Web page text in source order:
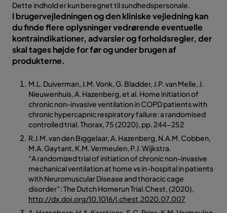
Dette indhold er kun beregnet til sundhedspersonale.
I brugervejledningen og den kliniske vejledning kan
du finde flere oplysninger vedrørende eventuelle
kontraindikationer, advarsler og forholdsregler, der
skal tages højde for før og under brugen af
produkterne.
M.L. Duiverman, J.M. Vonk, G. Bladder, J.P. van Melle, J.
Nieuwenhuis, A. Hazenberg, et al. Home initiation of
chronic non-invasive ventilation in COPD patients with
chronic hypercapnic respiratory failure: a randomised
controlled trial. Thorax, 75 (2020), pp. 244-252
R.J.M. van den Biggelaar, A. Hazenberg, N.A.M. Cobben,
M.A. Gaytant, K.M. Vermeulen, P.J. Wijkstra.
“A randomized trial of initiation of chronic non-invasive
mechanical ventilation at home vs in-hospital in patients
with Neuromuscular Disease and thoracic cage
disorder”: The Dutch Homerun Trial.Chest, (2020),
http://dx.doi.org/10.1016/j.chest.2020.07.007